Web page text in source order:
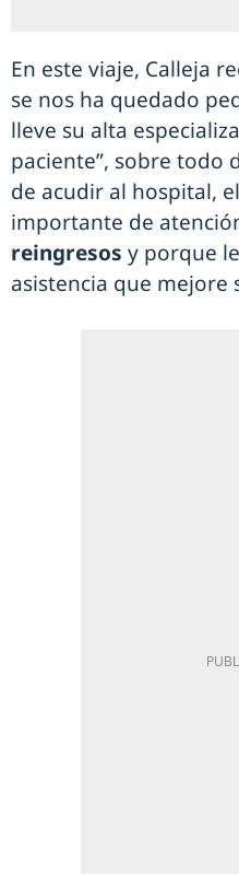
En este viaje, Calleja
se nos ha quedado
lleve su alta
paciente”, sobre todo
de acudir al hospital,
importante de
reingresos y porque
asistencia que mejore